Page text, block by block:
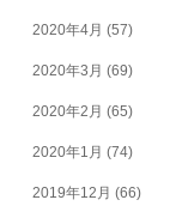
2020年4月 (57)
2020年3月 (69)
2020年2月 (65)
2020年1月 (74)
2019年12月 (66)